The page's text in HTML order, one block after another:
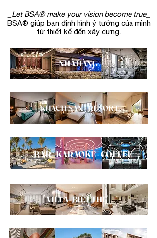
_Let BSA®make your vision become true_
BSA® giúp bạn định hình ý tưởng của mình
từ thiết kế đến xây dựng.
NHÀ HÀNG
KHÁCH SẠN - RESORT
BAR - KARAOKE - COFFEE
VILLA - BIỆT THỰ